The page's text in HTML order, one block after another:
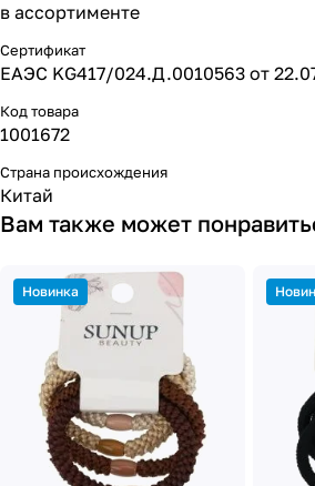
в ассортименте
Сертификат
ЕАЭС KG417/024.Д.0010563 от
Код товара
1001672
Страна происхождения
Китай
Вам также может
Новинка